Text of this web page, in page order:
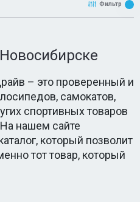
Фильтр
– это проверенный и
самокатов,
спортивных товаров
нашем сайте
который позволит
тот товар, который